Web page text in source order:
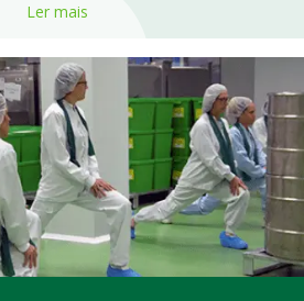
Ler mais